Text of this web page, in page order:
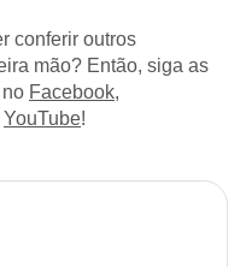
conferir outros
mão? Então, siga as
Facebook,
YouTube!